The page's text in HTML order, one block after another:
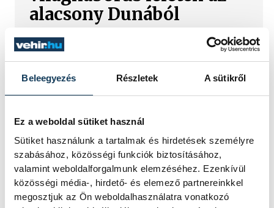
Beleegyezés Részletek A sütikről
Ez a weboldal sütiket használ
Sütiket használunk a tartalmak és hirdetések személyre
szabásához, közösségi funkciók biztosításához,
valamint weboldalforgalmunk elemzéséhez. Ezenkívül
közösségi média-, hirdető- és elemező partnereinkkel
megosztjuk az Ön weboldalhasználatra vonatkozó
alacsony Dunából
A folyó rekordalacsony vízállása miatt
egy csaknem komplett, II.
világháborús német DKW NZ 350-1
motorkerékpárbukkant elő a
Batthyány téri rakpart sziklái alól,
akna került elő.
Késéltánc a Dunán: Mi
történik, ha leáll Paks?